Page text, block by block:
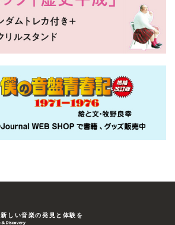
新しい⾳楽の発⾒と体験を